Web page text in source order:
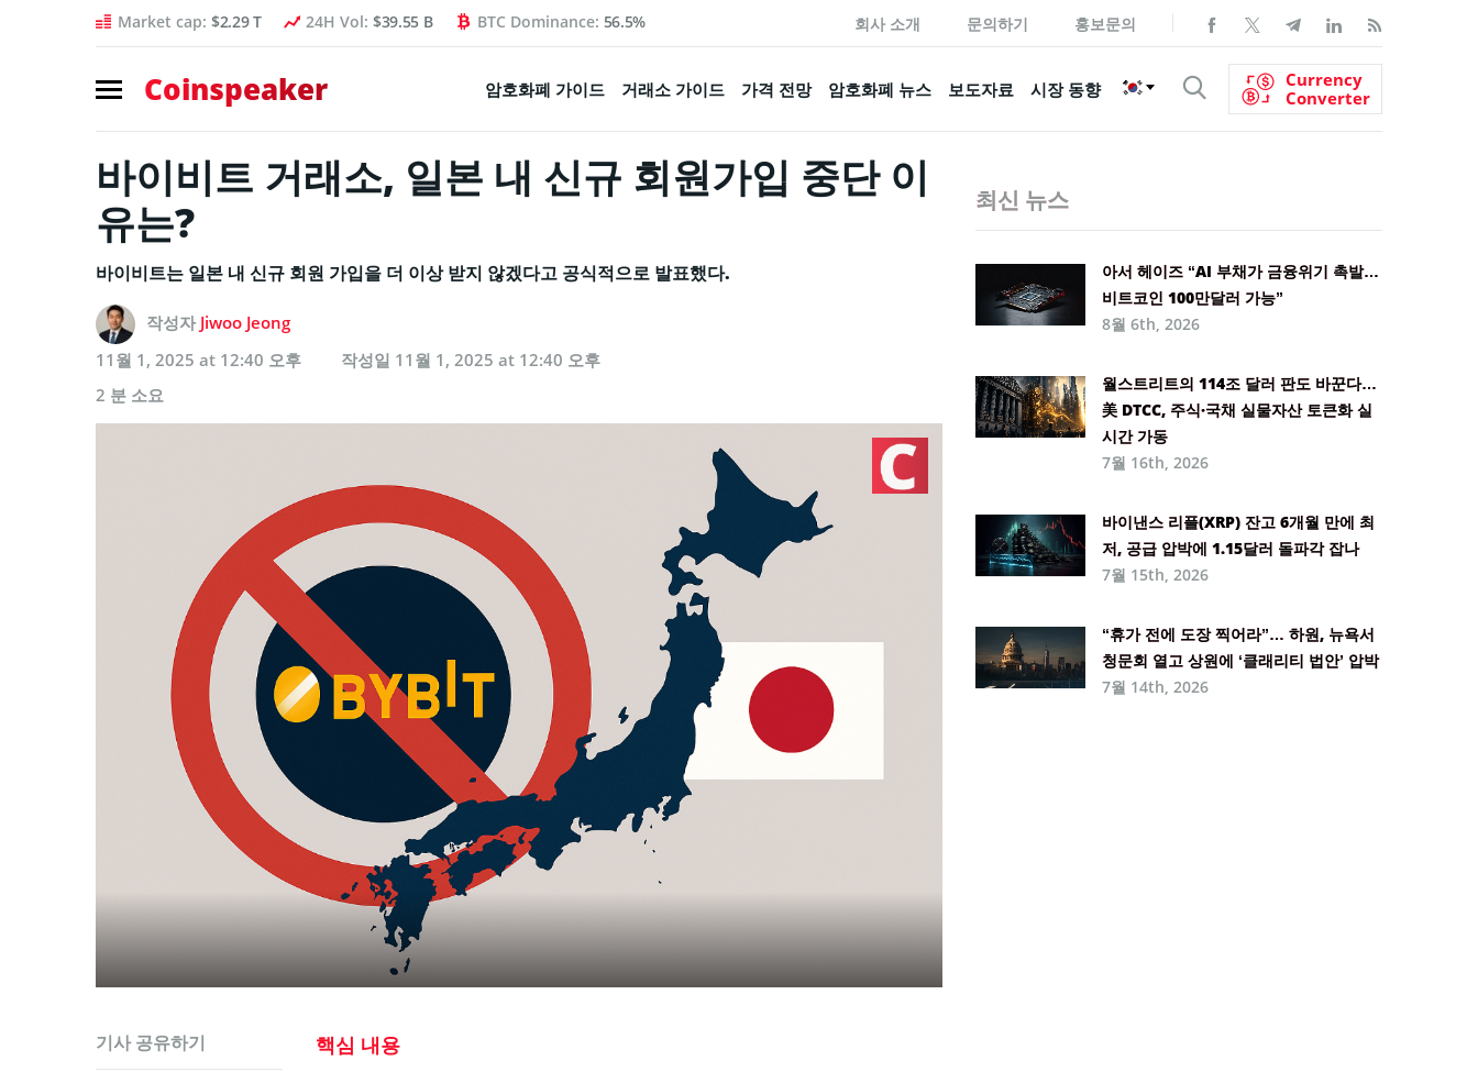
Market cap: $2.29 T 24H Vol: $39.55 B BTC Dominance: 56.5% 회사 소개 문의하기 홍보문의
Coinspeaker 암호화폐 가이드 거래소 가이드 가격 전망 암호화폐 뉴스 보도자료 시장 동향
Currency
Converter
바이비트 거래소, 일본 내 신규 회원가입 중단 이
유는?
바이비트는 일본 내 신규 회원 가입을 더 이상 받지 않겠다고 공식적으로 발표했다.
작성자 Jiwoo Jeong
11월 1, 2025 at 12:40 오후
작성일 11월 1, 2025 at 12:40 오후
2 분 소요
기사 공유하기 핵심 내용
최신 뉴스
아서 헤이즈 “AI 부채가 금융위기 촉발…
비트코인 100만달러 가능”
8월 6th, 2026
월스트리트의 114조 달러 판도 바꾼다…
美 DTCC, 주식·국채 실물자산 토큰화 실
시간 가동
7월 16th, 2026
바이낸스 리플(XRP) 잔고 6개월 만에 최
저, 공급 압박에 1.15달러 돌파각 잡나
7월 15th, 2026
“휴가 전에 도장 찍어라”… 하원, 뉴욕서
청문회 열고 상원에 ‘클래리티 법안’ 압박
7월 14th, 2026